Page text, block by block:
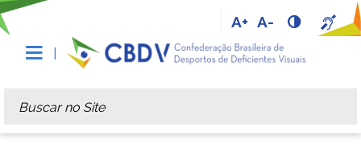
A+ A-
Busca
Busca Avançada…